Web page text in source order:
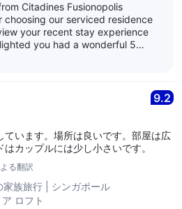
choosing our serviced residence
your recent stay experience
like the ambiance and decor of
of hosting you at our
of us hope Citadines Fusionopolis
whenever you are
enjoyable and comfortable
and
9.2
ています。場所は良いです。部屋は広
カップルには少し小さいです。
る翻訳
家族旅行
シンガポール
ロフト